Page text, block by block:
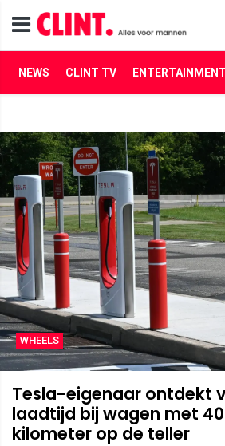
NEWS CLINT TV ENTERTAINMENT
WHEELS
Tesla-eigenaar ontdekt
laadtijd bij wagen met
kilometer op de teller